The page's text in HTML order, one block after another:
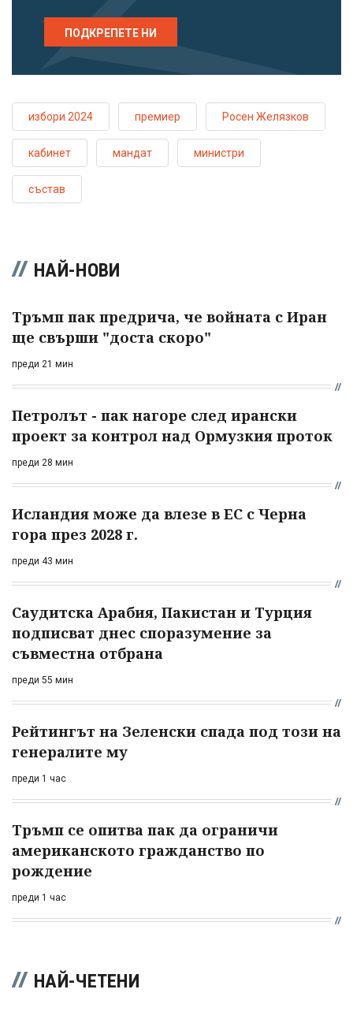
ПОДКРЕПЕТЕ НИ
избори 2024 премиер Росен Желязков
кабинет мандат министри
състав
НАЙ-НОВИ
Тръмп пак предрича, че войната с Иран
ще свърши "доста скоро"
преди 21 мин
Петролът - пак нагоре след ирански
проект за контрол над Ормузкия проток
преди 28 мин
Исландия може да влезе в ЕС с Черна
гора през 2028 г.
преди 43 мин
Саудитска Арабия, Пакистан и Турция
подписват днес споразумение за
съвместна отбрана
преди 55 мин
Рейтингът на Зеленски спада под този на
генералите му
преди 1 час
Тръмп се опитва пак да ограничи
американското гражданство по
рождение
преди 1 час
НАЙ-ЧЕТЕНИ